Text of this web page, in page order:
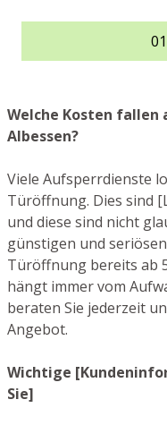
Welche Kosten fallen
Albessen?
Viele Aufsperrdienste
Türöffnung. Dies sind
und diese sind nicht
günstigen und
Türöffnung bereits ab
hängt immer vom
beraten Sie jederzeit
Angebot.
Wichtige
Sie]